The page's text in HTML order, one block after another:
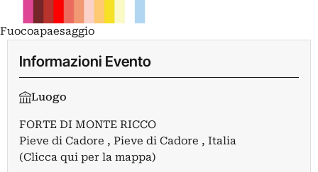
Fuocoapaesaggio
Informazioni Evento
Luogo
FORTE DI MONTE RICCO
Pieve di Cadore , Pieve di Cadore , Italia
(Clicca qui per la mappa)